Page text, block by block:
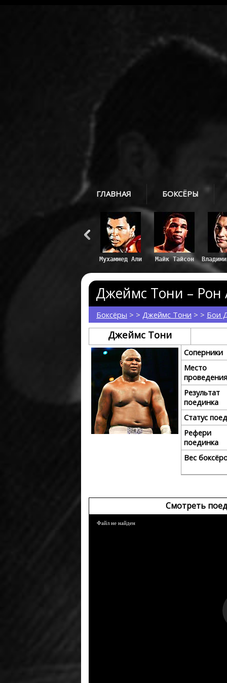
ГЛАВНАЯ БОКСЁРЫ
Майк Тайсон
Джеймс Тони – Рон
Боксёры > > Джеймс Тони > > Бои
Джеймс Тони
Соперники
Место
проведения
Результат
поединка
Статус
Рефери
поединка
Вес
Смотреть
Файл не найден